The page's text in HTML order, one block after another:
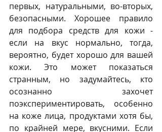
первых, натуральными, во-вторых,
безопасными. Хорошее правило
для подбора средств для кожи -
если на вкус нормально, тогда,
вероятно, будет хорошо для вашей
кожи. Это может показаться
странным, но задумайтесь, кто
осознанно захочет
поэкспериментировать, особенно
на коже лица, продуктами хотя бы,
по крайней мере, вкусними. Если